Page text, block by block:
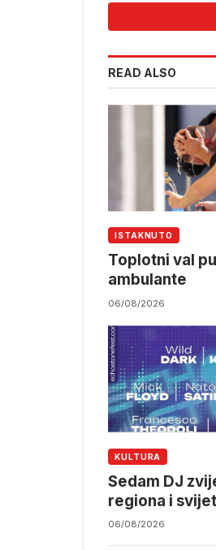
READ ALSO
ISTAKNUTO
Toplotni val
ambulante
06/08/2026
KULTURA
Sedam DJ
regiona i
EchoStone
06/08/2026